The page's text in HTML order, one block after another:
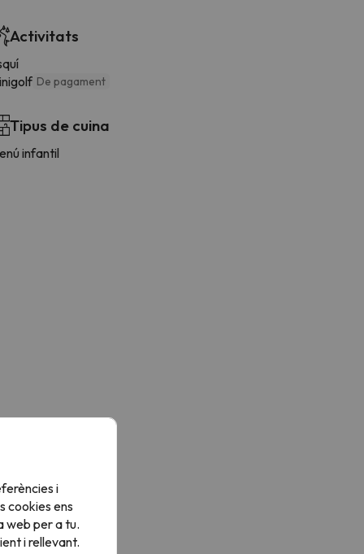
Activitats
De pagament
Tipus de cuina
infantil
i
cookies ens
web per a tu.
i rellevant.